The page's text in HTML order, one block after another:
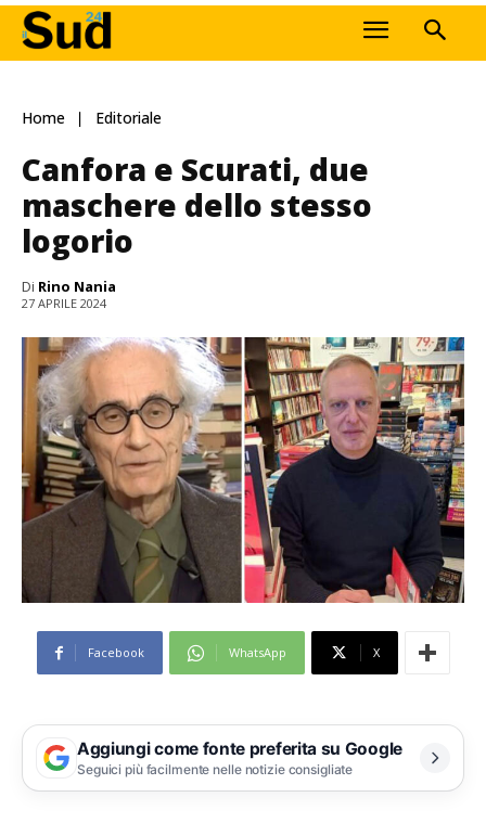
Home Editoriale
Canfora e Scurati, due
maschere dello stesso
logorio
Di Rino Nania
27 APRILE 2024
Facebook WhatsApp X
Aggiungi come fonte preferita su Google
Seguici più facilmente nelle notizie consigliate